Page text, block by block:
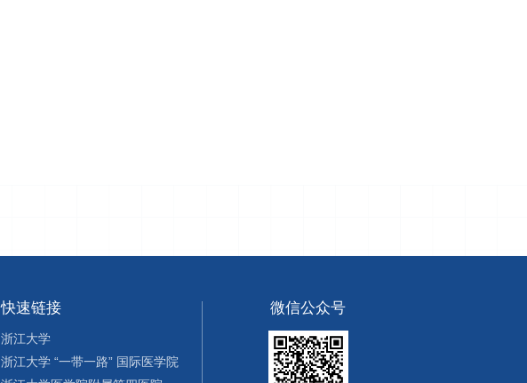
快速链接
浙江大学
浙江大学 “一带一路” 国际医学院
微信公众号